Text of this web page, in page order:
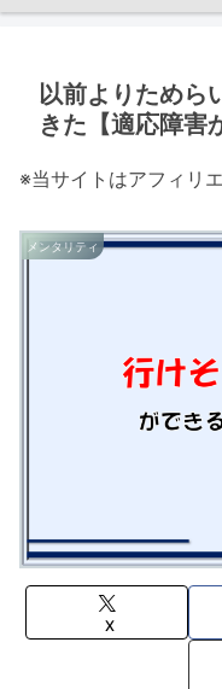
以前よりためら
きた【適応障害
※当サイトはアフィリ
メンタリティ
X